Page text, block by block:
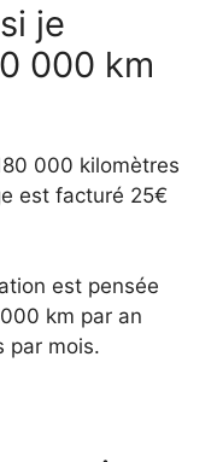
je
000 km
000 kilomètres
est facturé 25€
est pensée
km par an
par mois.